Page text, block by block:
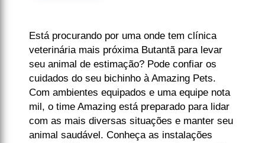
Está procurando por uma onde tem clínica
veterinária mais próxima Butantã para levar
seu animal de estimação? Pode confiar os
cuidados do seu bichinho à Amazing Pets.
Com ambientes equipados e uma equipe nota
mil, o time Amazing está preparado para lidar
com as mais diversas situações e manter seu
animal saudável. Conheça as instalações